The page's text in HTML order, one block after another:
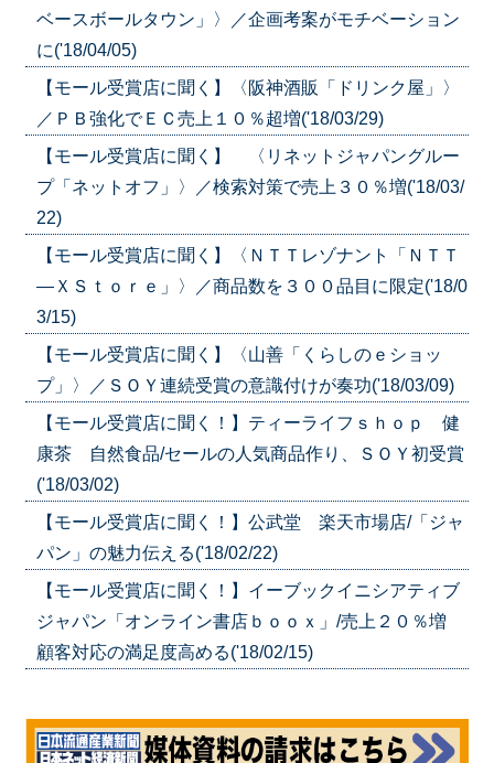
ベースボールタウン」〉／企画考案がモチベーション
に('18/04/05)
【モール受賞店に聞く】〈阪神酒販「ドリンク屋」〉
／ＰＢ強化でＥＣ売上１０％超増('18/03/29)
【モール受賞店に聞く】 〈リネットジャパングルー
プ「ネットオフ」〉／検索対策で売上３０％増('18/03/
22)
【モール受賞店に聞く】〈ＮＴＴレゾナント「ＮＴＴ
—ＸＳｔｏｒｅ」〉／商品数を３００品目に限定('18/0
3/15)
【モール受賞店に聞く】〈山善「くらしのｅショッ
プ」〉／ＳＯＹ連続受賞の意識付けが奏功('18/03/09)
【モール受賞店に聞く！】ティーライフｓｈｏｐ 健
康茶 自然食品/セールの人気商品作り、ＳＯＹ初受賞
('18/03/02)
【モール受賞店に聞く！】公武堂 楽天市場店/「ジャ
パン」の魅力伝える('18/02/22)
【モール受賞店に聞く！】イーブックイニシアティブ
ジャパン「オンライン書店ｂｏｏｘ」/売上２０％増
顧客対応の満足度高める('18/02/15)